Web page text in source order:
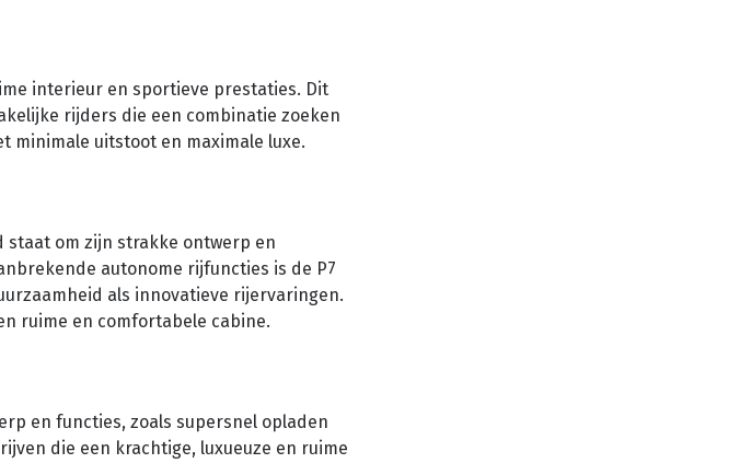
interieur en sportieve prestaties. Dit
rijders die een combinatie zoeken
minimale uitstoot en maximale luxe.
staat om zijn strakke ontwerp en
autonome rijfuncties is de P7
als innovatieve rijervaringen.
ruime en comfortabele cabine.
en functies, zoals supersnel opladen
die een krachtige, luxueuze en ruime